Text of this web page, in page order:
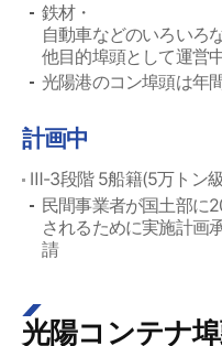
鉄材・
自動車などのいろいろ
他目的埠頭として運営
光陽港のコン埠頭は年
計画中
Ⅲ-3段階 5船籍(5万トン
民間事業者が国土部に
されるために実施計画
請
光陽コンテナ